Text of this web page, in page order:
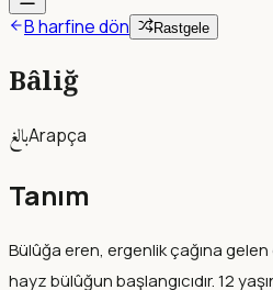
B harfine dön Rastgele
Bâliğ
بالغArapça
Tanım
Bülûğa eren, ergenlik çağına gelen
hayz bülûğun başlangıcıdır. 12